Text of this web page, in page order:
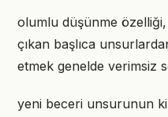
olumlu düşünme özelliği,
çıkan başlıca
etmek genelde verimsiz
yeni beceri unsurunun